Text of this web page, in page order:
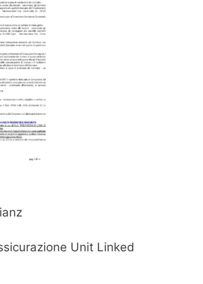
Unit Linked